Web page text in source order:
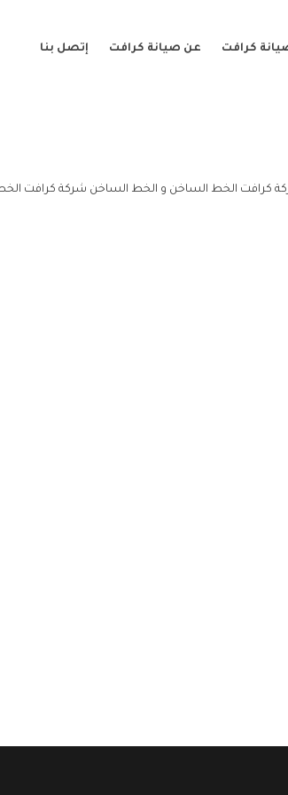
كرافت عن صيانة كرافت إتصل بنا
كرافت الخط الساخن و الخط الساخن شركة كرافت